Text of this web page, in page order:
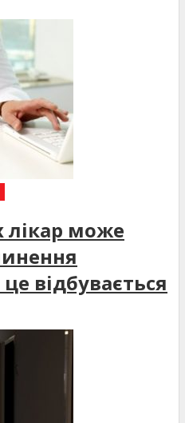
лікар може
відбувається